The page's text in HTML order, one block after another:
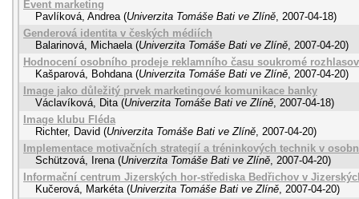
Event marketing
Pavlíková, Andrea (Univerzita Tomáše Bati ve Zlíně, 2007-04-18)
Genderová identita v českých médiích
Balarinová, Michaela (Univerzita Tomáše Bati ve Zlíně, 2007-04-20)
Hodnocení osobního prodeje reklamního času soukromé
Kašparová, Bohdana (Univerzita Tomáše Bati ve Zlíně, 2007-04-20)
Image jako důležitý prvek marketingové komunikace banky
Václavíková, Dita (Univerzita Tomáše Bati ve Zlíně, 2007-04-18)
Image klubu Fléda
Richter, David (Univerzita Tomáše Bati ve Zlíně, 2007-04-20)
Implementace motivačních strategií a tréninkových technik v
Schützová, Irena (Univerzita Tomáše Bati ve Zlíně, 2007-04-20)
Informační centrum Jizerských hor-střediska Bedřichov v
Kučerová, Markéta (Univerzita Tomáše Bati ve Zlíně, 2007-04-20)